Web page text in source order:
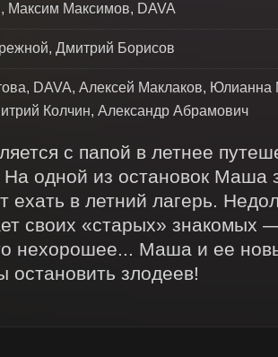
Максим Максимов, DAVA
Дмитрий Борисов
DAVA, Алексей Маклаков,
Колчин, Александр Абрамович
с папой в летнее
одной из остановок Маша
ехать в летний лагерь.
своих «старых» знакомых
нехорошее... Маша и ее
остановить злодеев!